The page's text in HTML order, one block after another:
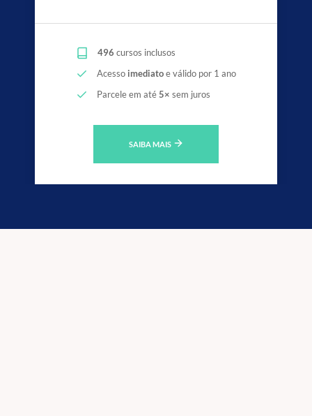
496 cursos inclusos
Acesso imediatoe válido por 1 ano
Parcele em até5× sem juros
SAIBA MAIS